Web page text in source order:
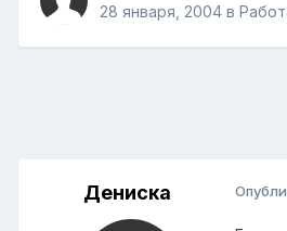
28 января, 2004 в
Дениска